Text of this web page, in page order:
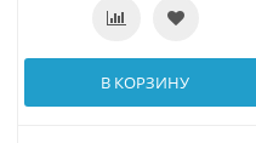
В КОРЗИНУ